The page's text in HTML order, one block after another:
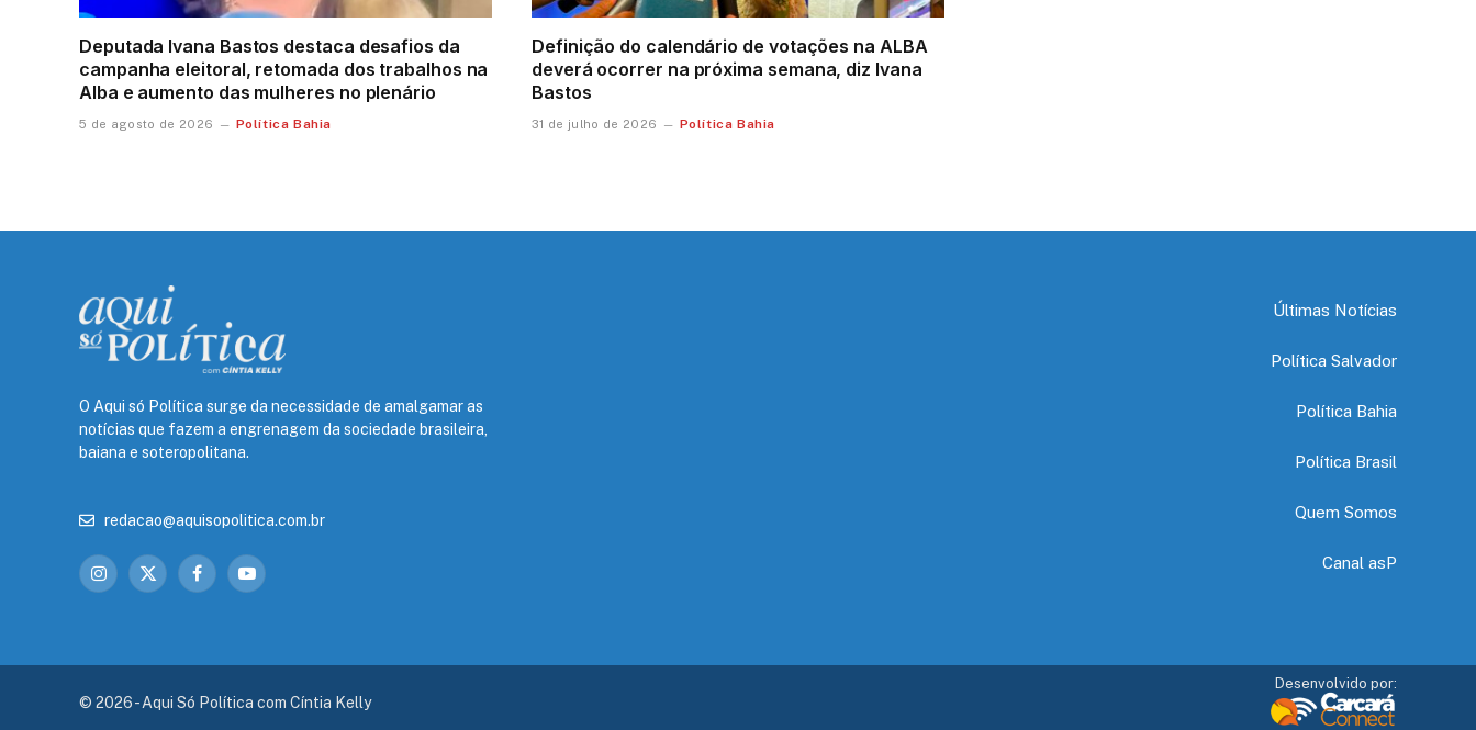
Deputada Ivana Bastos destaca desafios da
campanha eleitoral, retomada dos trabalhos na
Alba e aumento das mulheres no plenário
5 de agosto de 2026 Política Bahia
Definição do calendário de votações na ALBA
deverá ocorrer na próxima semana, diz Ivana
Bastos
31 de julho de 2026 Política Bahia
O Aqui só Política surge da necessidade de amalgamar as
notícias que fazem a engrenagem da sociedade brasileira,
baiana e soteropolitana.
redacao@aquisopolitica.com.br
Instagram
X
FacebookYouTube
Últimas Notícias
Política Salvador
Política Bahia
Política Brasil
Quem Somos
Canal asP
© 2026 - Aqui Só Política com Cíntia Kelly
Desenvolvido por: